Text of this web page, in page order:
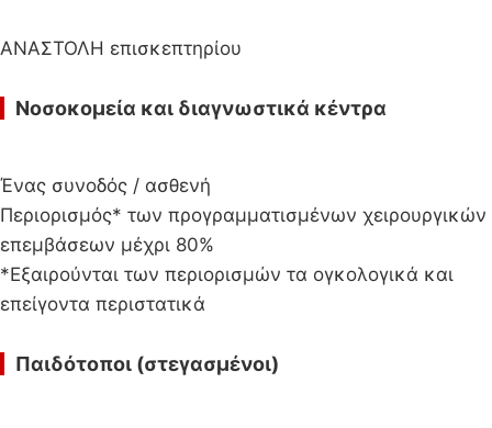
ΑΝΑΣΤΟΛΗ επισκεπτηρίου
Νοσοκομεία και διαγνωστικά κέντρα
Ένας συνοδός / ασθενή
Περιορισμός* των προγραμματισμένων χειρουργικών
επεμβάσεων μέχρι 80%
*Εξαιρούνται των περιορισμών τα ογκολογικά και
επείγοντα περιστατικά
Παιδότοποι (στεγασμένοι)